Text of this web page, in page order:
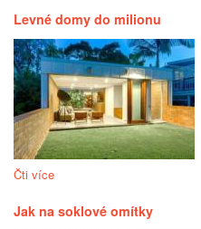
Levné domy do milionu
Čti více
Jak na soklové omítky